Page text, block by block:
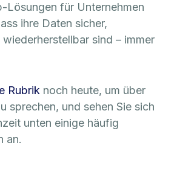
Lösungen für Unternehmen
ihre Daten sicher,
sind – immer
Rubrik noch heute, um über
sprechen, und sehen Sie sich
unten einige häufig
an.